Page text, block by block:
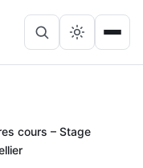
le
menu
Rechercher
sur
Lancer
la
recherche
cours – Stage